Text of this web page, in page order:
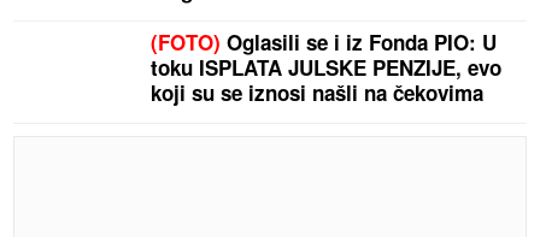
(FOTO) Oglasili se i iz Fonda PIO: U
toku ISPLATA JULSKE PENZIJE, evo
koji su se iznosi našli na čekovima